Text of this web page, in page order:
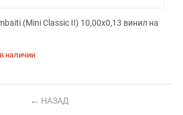
(Mini Classic II) 10,00x0,13 винил на
наличии
НАЗАД